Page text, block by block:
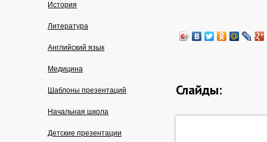
История
Литература
Английский язык
Медицина
Шаблоны презентаций
Начальная школа
Детские презентации
Слайды: